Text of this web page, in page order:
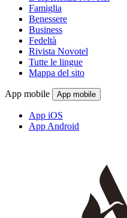
Famiglia
Benessere
Business
Fedeltà
Rivista Novotel
Tutte le lingue
Mappa del sito
App mobile App mobile
App iOS
App Android